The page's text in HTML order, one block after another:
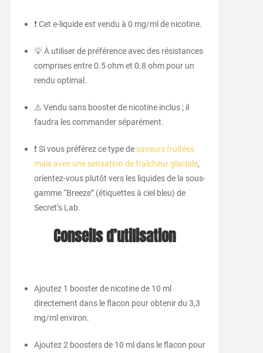
❗ Cet e-liquide est vendu à 0 mg/ml de nicotine.
💡 À utiliser de préférence avec des résistances
comprises entre 0.5 ohm et 0.8 ohm pour un
rendu optimal.
⚠️ Vendu sans booster de nicotine inclus ; il
faudra les commander séparément.
❗ Si vous préférez ce type de saveurs fruitées
mais avec une sensation de fraîcheur glaciale,
orientez-vous plutôt vers les liquides de la sous-
gamme “Breeze” (étiquettes à ciel bleu) de
Secret’s Lab.
Conseils d’utilisation
Ajoutez 1 booster de nicotine de 10 ml
directement dans le flacon pour obtenir du 3,3
mg/ml environ.
Ajoutez 2 boosters de 10 ml dans le flacon pour